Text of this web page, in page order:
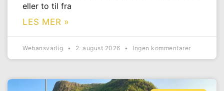
eller to til fra
LES MER »
Webansvarlig 2. august 2026 Ingen kommentarer